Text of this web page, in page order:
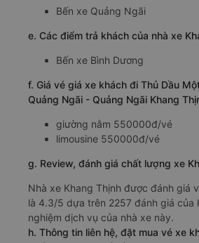
Bến xe Quảng Ngãi
e. Các điểm trả khách của nhà xe
Bến xe Bình Dương
f. Giá vé giá xe khách đi Thủ Dầu
Quảng Ngãi - Quảng Ngãi Khang
giường nằm 550000đ/vé
limousine 550000đ/vé
g. Review, đánh giá chất lượng xe
Nhà xe Khang Thịnh được đánh giá
là 4.3/5 dựa trên 2257 đánh giá của
nghiệm dịch vụ của nhà xe này.
h. Thông tin liên hệ, đặt mua vé xe